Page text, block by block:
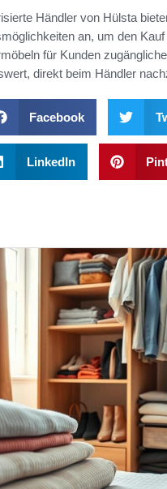
Händler von Hülsta
an, um den
für Kunden
direkt beim Händler
Facebook
LinkedIn